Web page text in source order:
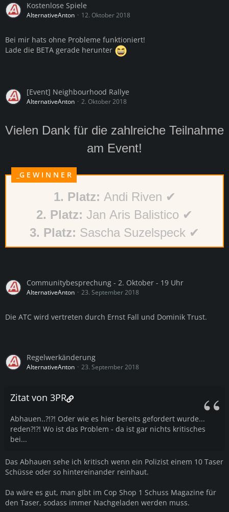
Kostenlose Spiele
AlternativeAnton 12. Oktober 2018
Bei mir hats ohne Probleme funktioniert!
Lade die BETA gerade herunter
[Event] Neighbourhood Rallye
AlternativeAnton 2. Oktober 2018
Vielen Dank für die zahlreiche Teilnahme
am Event!
_G E W I N N E R
1. Platz: Andi Riven ✔
2. Platz: Jan Aris Balistico ✔
3. Platz: Sascha Suzelspeck ✔
Communitybesprechung - 2. Oktober - 19 Uhr
AlternativeAnton 23. September 2018
Die ATC wird vertreten durch Ernst Fall und Dominik Trust.
Regelwerkänderung
AlternativeAnton 23. September 2018
Zitat von 3PR
Abhauen..?!?! Oder wie es hier bereits gefordert wurde...
reden?!?! Wo ist das Problem - da ist gar nichts kritisches
bei...
Das Abhauen sehe ich kritisch wenn ein Polizist einem 10 Taser
Schüsse oder so hintereinander reinhaut.
Da wäre es gut, man gibt im Cop Shop 1 Schuss Magazine für
den Taser, sodass immer Nachgeladen werden muss.